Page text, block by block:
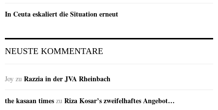
In Ceuta eskaliert die Situation erneut
NEUSTE KOMMENTARE
Joy zu Razzia in der JVA Rheinbach
the kasaan times zu Riza Kosar’s zweifelhaftes Angebot…